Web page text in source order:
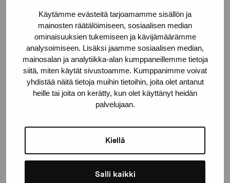
Käytämme evästeitä tarjoamamme sisällön ja
mainosten räätälöimiseen, sosiaalisen median
ominaisuuksien tukemiseen ja kävijämäärämme
analysoimiseen. Lisäksi jaamme sosiaalisen median,
mainosalan ja analytiikka-alan kumppaneillemme tietoja
siitä, miten käytät sivustoamme. Kumppanimme voivat
yhdistää näitä tietoja muihin tietoihin, joita olet antanut
heille tai joita on kerätty, kun olet käyttänyt heidän
palvelujaan.
Kiellä
Salli kaikki
Gustav Wasas gata 11
10600 Ekenäs
proartibus@proartibus.fi
+358 (0)50 371 6339